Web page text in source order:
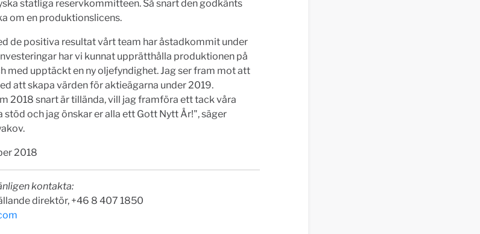
statliga reservkommitteen. Så snart den godkänts
om en produktionslicens.
de positiva resultat vårt team har åstadkommit under
har vi kunnat upprätthålla produktionen på
med upptäckt en ny oljefyndighet. Jag ser fram mot att
att skapa värden för aktieägarna under 2019.
2018 snart är tillända, vill jag framföra ett tack våra
och jag önskar er alla ett Gott Nytt År!", säger
2018
kontakta:
direktör, +46 8 407 1850